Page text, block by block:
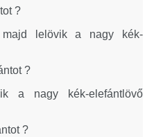
?
lelövik a nagy kék-
?
a nagy kék-elefántlövő
?